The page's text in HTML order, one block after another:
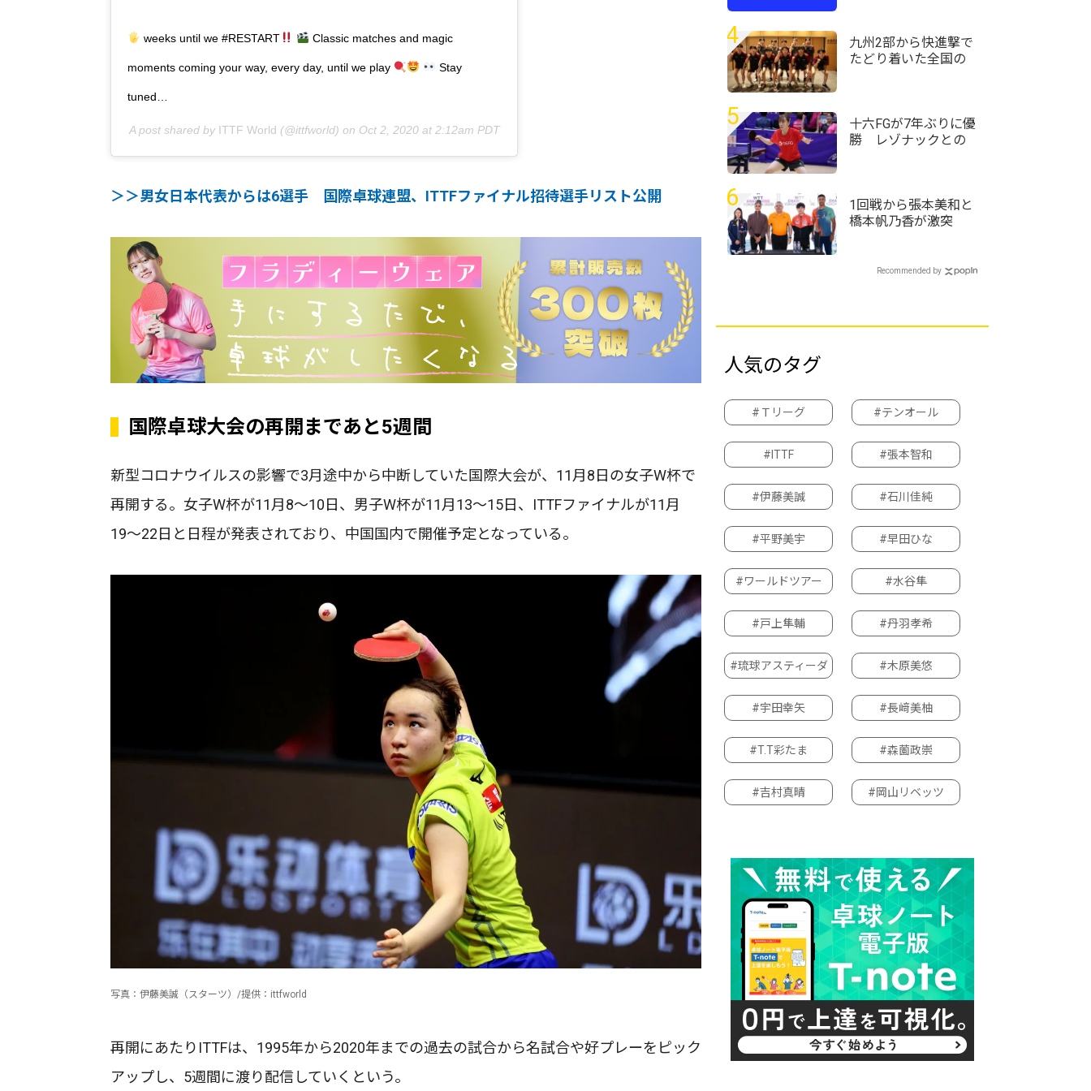
weeks until we #RESTART Classic matches and magic
moments coming your way, every day, until we play Stay
tuned…
A post shared by ITTF World (@ittfworld) on Oct 2, 2020 at 2:12am PDT
＞＞男女日本代表からは6選手 国際卓球連盟、ITTFファイナル招待選手リスト公開
国際卓球大会の再開まであと5週間
新型コロナウイルスの影響で3月途中から中断していた国際大会が、11月8日の女子W杯で
再開する。女子W杯が11月8～10日、男子W杯が11月13～15日、ITTFファイナルが11月
19〜22日と日程が発表されており、中国国内で開催予定となっている。
写真：伊藤美誠（スターツ）/提供：ittfworld
再開にあたりITTFは、1995年から2020年までの過去の試合から名試合や好プレーをピック
アップし、5週間に渡り配信していくという。
マホアドバイザー
職」募集開始！
4
九州2部から快進撃で
たどり着いた全国の
5
十六FGが7年ぶりに優
勝 レゾナックとの
6
1回戦から張本美和と
橋本帆乃香が激突
施＜卓球・WTTチャ
Recommended by
人気のタグ
#Ｔリーグ #テンオール
#ITTF #張本智和
#伊藤美誠 #石川佳純
#平野美宇 #早田ひな
#ワールドツアー #水谷隼
#戸上隼輔 #丹羽孝希
#琉球アスティーダ #木原美悠
#宇田幸矢 #長﨑美柚
#T.T彩たま #森薗政崇
#吉村真晴 #岡山リベッツ